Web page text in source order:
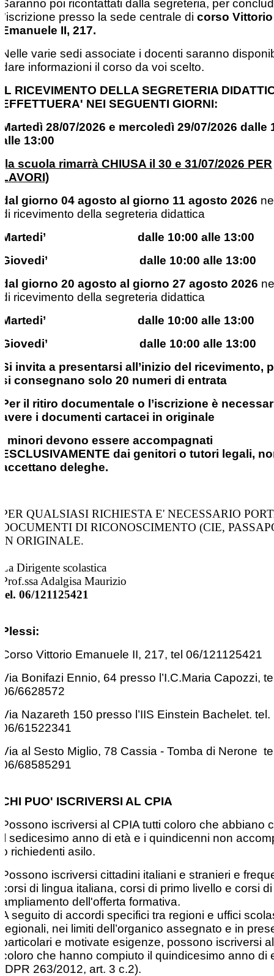
Saranno poi ricontattati dalla segreteria, per
l'iscrizione presso la sede centrale di corso Vittorio
Emanuele II, 217.
Nelle varie sedi associate i docenti saranno
dare informazioni il corso da voi scelto.
IL RICEVIMENTO DELLA SEGRETERIA
EFFETTUERA' NEI SEGUENTI GIORNI:
Martedì 28/07/2026 e mercoledì 29/07/2026 dalle
alle 13:00
(la scuola rimarrà CHIUSA il 30 e 31/07/2026 PER
LAVORI)
dal giorno 04 agosto al giorno 11 agosto 2026
di ricevimento della segreteria didattica
Martedi’ dalle 10:00 alle 13:00
Giovedi’ dalle 10:00 alle 13:00
dal giorno 20 agosto al giorno 27 agosto 2026
di ricevimento della segreteria didattica
Martedi’ dalle 10:00 alle 13:00
Giovedi’ dalle 10:00 alle 13:00
Si invita a presentarsi all’inizio del ricevimento,
si consegnano solo 20 numeri di entrata
Per il ritiro documentale o l’iscrizione è
avere i documenti cartacei in originale
I minori devono essere accompagnati
ESCLUSIVAMENTE dai genitori o tutori legali,
accettano deleghe.
PER QUALSIASI RICHIESTA E' NECESSARIO
DOCUMENTI DI RICONOSCIMENTO (CIE,
IN ORIGINALE.
La Dirigente scolastica
Prof.ssa Adalgisa Maurizio
tel. 06/121125421
Plessi:
Corso Vittorio Emanuele II, 217, tel 06/121125421
Via Bonifazi Ennio, 64 presso l’I.C.Maria Capozzi,
06/6628572
Via Nazareth 150 presso l’IIS Einstein Bachelet. tel.
06/61522341
Via al Sesto Miglio, 78 Cassia - Tomba di Nerone
06/68585291
CHI PUO' ISCRIVERSI AL CPIA
Possono iscriversi al CPIA tutti coloro che abbiano
il sedicesimo anno di età e i quindicenni non
o richiedenti asilo.
Possono iscriversi cittadini italiani e stranieri e
corsi di lingua italiana, corsi di primo livello e corsi di
ampliamento dell'offerta formativa.
A seguito di accordi specifici tra regioni e uffici
regionali, nei limiti dell’organico assegnato e in
particolari e motivate esigenze, possono iscriversi
coloro che hanno compiuto il quindicesimo anno di
(DPR 263/2012, art. 3 c.2).